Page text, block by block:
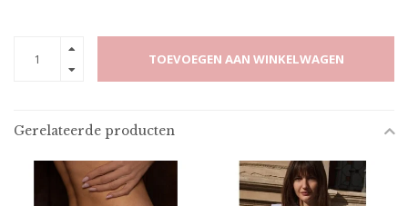
TOEVOEGEN AAN WINKELWAGEN
Gerelateerde producten